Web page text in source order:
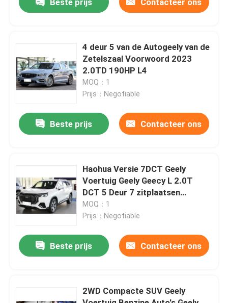
Thuis
Contacten
Video's
BYD Elektrisch Voertuig
Toyota hybride voertuig
Haval-voertuig
Hyundai-voertuigen
4 deur 5 van de Autogeely van de
Zetelszaal Voorwoord 2023
2.0TD 190HP L4
MOQ：1
Prijs：Negotiable
Beste prijs Contacteer ons
Haohua Versie 7DCT Geely
Voertuig Geely Geecy L 2.0T
DCT 5 Deur 7 zitplaatsen
Benzine SUV
MOQ：1
Prijs：Negotiable
Beste prijs Contacteer ons
2WD Compacte SUV Geely